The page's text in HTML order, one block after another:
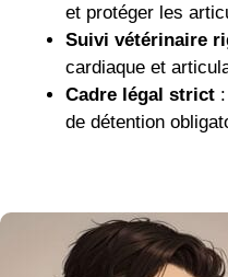
et protéger les
Suivi vétérinaire
cardiaque et
Cadre légal strict
de détention